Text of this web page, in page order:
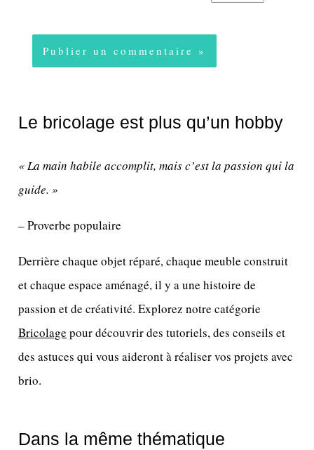
Le bricolage est plus qu’un hobby
« La main habile accomplit, mais c’est la passion qui la
guide. »
– Proverbe populaire
Derrière chaque objet réparé, chaque meuble construit
et chaque espace aménagé, il y a une histoire de
passion et de créativité. Explorez notre catégorie
Bricolage pour découvrir des tutoriels, des conseils et
des astuces qui vous aideront à réaliser vos projets avec
brio.
Dans la même thématique